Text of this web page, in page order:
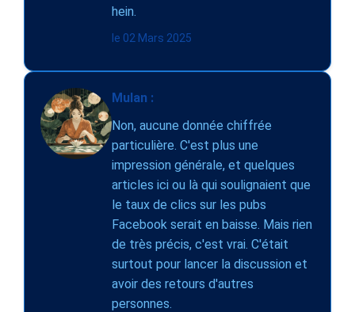
hein.
le 02 Mars 2025
Mulan :
Non, aucune donnée chiffrée
particulière. C'est plus une
impression générale, et quelques
articles ici ou là qui soulignaient que
le taux de clics sur les pubs
Facebook serait en baisse. Mais rien
de très précis, c'est vrai. C'était
surtout pour lancer la discussion et
avoir des retours d'autres
personnes.